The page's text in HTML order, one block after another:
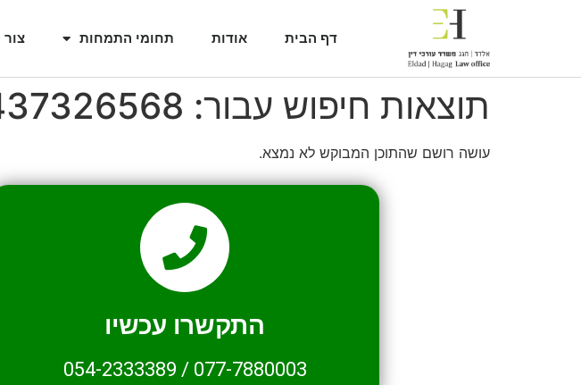
דף הבית אודות תחומי התמחות
תוצאות חיפוש עבור:
עושה רושם שהתוכן המבוקש לא נמצא.
התקשרו עכשיו
077-7880003
/
054-2333389